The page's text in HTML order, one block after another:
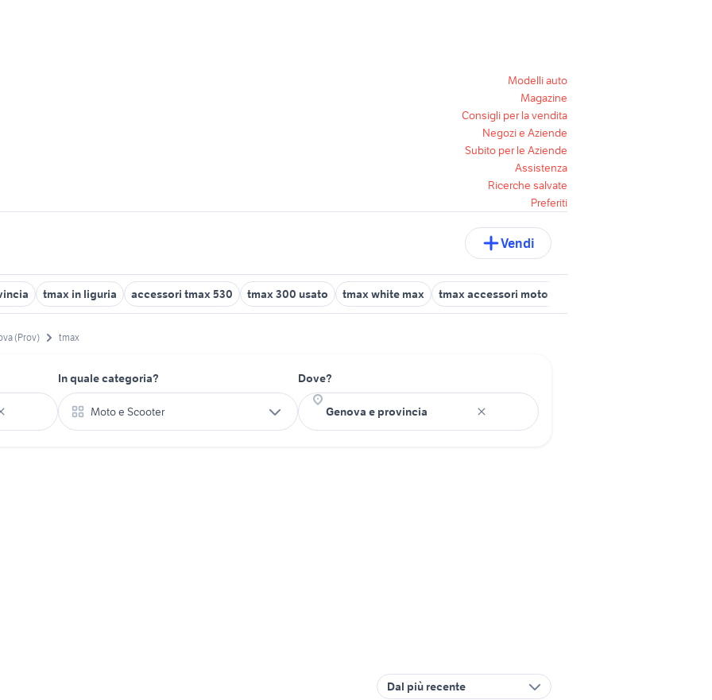
Modelli auto
Magazine
Consigli per la vendita
Negozi e Aziende
Subito per le Aziende
Assistenza
Ricerche salvate
Preferiti
Vendi
tmax in liguria accessori tmax 530 tmax 300 usato tmax white max tmax accessori moto Piemonte
(Prov) tmax
In quale categoria?
Moto e Scooter
Dove?
Dal più recente